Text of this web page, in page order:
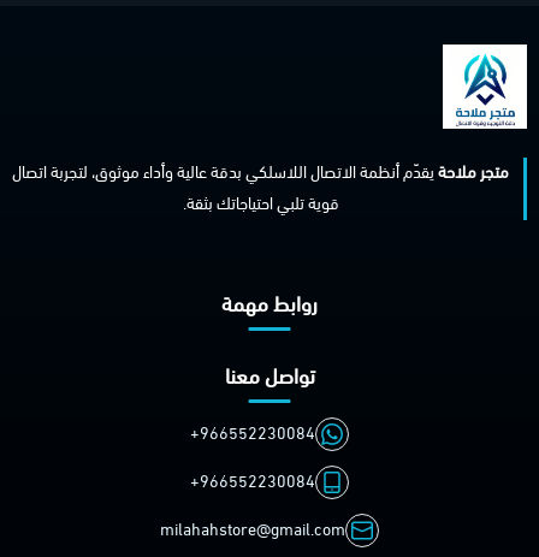
متجر ملاحةيقدّم أنظمة الاتصال اللاسلكي بدقة عالية وأداء موثوق، لتجربة اتصال
قوية تلبي احتياجاتك بثقة.
روابط مهمة
تواصل معنا
+966552230084
+966552230084
milahahstore@gmail.com